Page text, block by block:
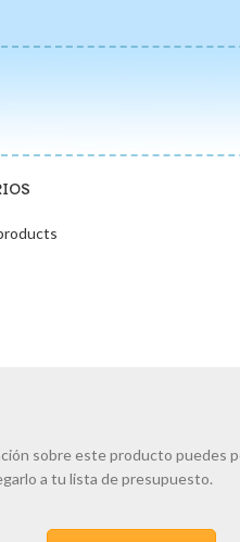
sobre este producto puedes
a tu lista de presupuesto.